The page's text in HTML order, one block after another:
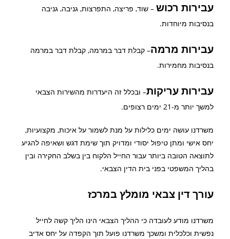
עבירות רכוש – שוד, פריצה, התפרצות, גניבה, גניבה
בנסיבות מיוחדות.
עבירות מרמה– קבלת דבר במרמה, קבלת דבר במרמה
בנסיבות מחמירות.
עבירות עריקות– ובכלל זה היעדרות מהשירות הצבאי
למשך יותר מ-21 ימים רצופים.
משרדנו עושה ימים כלילות על מנת לשמור על איכות, מקצועיות,
יחס אישי ומתן טיפול יסודי ומדויק תוך שימת דגש ושאיפה להגיע
לתוצאה הטובה ביותר עבור החייל הלקוח בין בשלב החקירה ובין
בהליך המשפטי בפני בית הדין הצבאי.
עורך דין צבאי מומלץ במרכז
משרדנו מודע לעובדה כי ההליך הצבאי הינו הליך קשה לחייל
נפשית וכלכלית ומשכך משרדנו פועל תוך הקפדה על יחס אדיב